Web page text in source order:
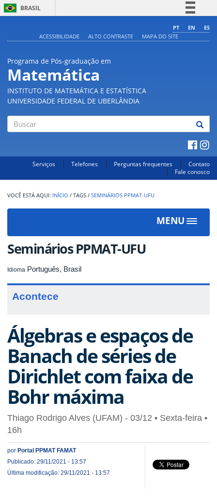
BRASIL
Comunica BR
PT EN
ES
ACESSIBILIDADE
ALTO CONTRASTE MAPA DO SITE
Programa de Pós-graduação em
Matemática
INSTITUTO DE MATEMÁTICA E ESTATÍSTICA
UNIVERSIDADE FEDERAL DE UBERLÂNDIA
Serviços Telefones Perguntas frequentes
Contato
Fale conosco
INÍCIO / TAGS / SEMINÁRIOS PPMAT-UFU
MENU
Toggle
Seminários PPMAT-UFU
Idioma Português, Brasil
Acontece
Álgebras e espaços de
Banach de séries de
Dirichlet com faixa de
Bohr máxima
Thiago Rodrigo Alves (UFAM) - 03/12 • Sexta-feira •
16h
por Portal PPMAT FAMAT
Publicado: 29/11/2021 - 13:57
Última modificação: 29/11/2021 - 13:57